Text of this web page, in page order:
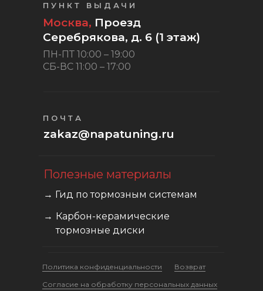
zakaz@napatuning.ru
ПОЧТА
Политика конфиденциальности
Возврат
Cогласие на обработку персональных данных
Москва, Проезд
Серебрякова, д. 6 (1 этаж)
ПУНКТ ВЫДАЧИ
ПН-ПТ 10:00 – 19:00
СБ-ВС 11:00 – 17:00
Полезные материалы
→ Гид по тормозным системам
Карбон-керамические
тормозные диски
→